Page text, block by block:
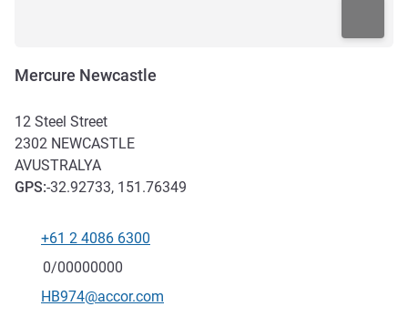
Mercure Newcastle
12 Steel Street
2302 NEWCASTLE
AVUSTRALYA
GPS:-32.92733, 151.76349
Telefon
+61 2 4086 6300
Faks
0/00000000
İletişim için e-posta
HB974@accor.com